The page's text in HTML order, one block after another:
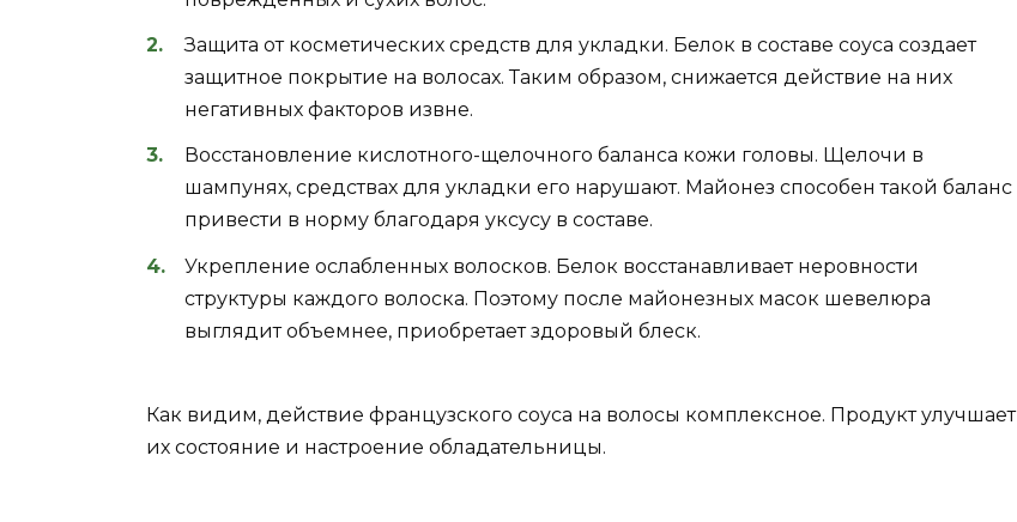
Защита от косметических средств для укладки. Белок в составе соуса создает
защитное покрытие на волосах. Таким образом, снижается действие на них
негативных факторов извне.
Восстановление кислотного-щелочного баланса кожи головы. Щелочи в
шампунях, средствах для укладки его нарушают. Майонез способен такой баланс
привести в норму благодаря уксусу в составе.
Укрепление ослабленных волосков. Белок восстанавливает неровности
структуры каждого волоска. Поэтому после майонезных масок шевелюра
выглядит объемнее, приобретает здоровый блеск.
Как видим, действие французского соуса на волосы комплексное. Продукт улучшает
их состояние и настроение обладательницы.